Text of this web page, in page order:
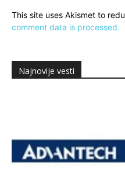
This site uses Akismet to
comment data is processed.
Najnovije vesti